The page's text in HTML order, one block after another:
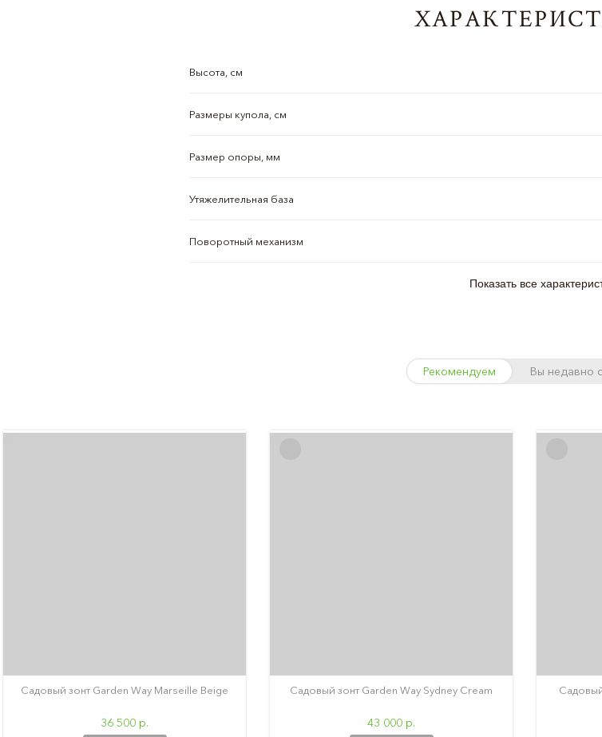
Высота, см
Размеры купола, см
Размер опоры, мм
Утяжелительная база
Поворотный механизм
Показать все
Рекомендуем Вы недавно
Садовый зонт Garden Way Marseille Beige
36 500 р.
Садовый зонт Garden Way Sydney Cream
43 000 р.